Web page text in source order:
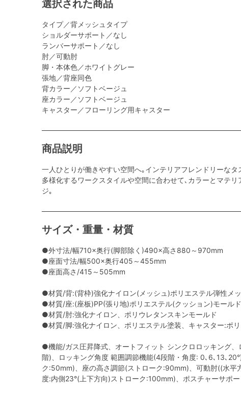
選択された商品
タイプ／背メッシュタイプ
ショルダーサポート／なし
ランバーサポート／なし
肘／可動肘
脚・本体色／ホワイトグレー
張地／背座同色
背カラー／ソフトベージュ
座カラー／ソフトベージュ
キャスター／フローリング用キャスター
商品説明
一人ひとりが働きやすい空間へ｡インテリアフレンドリーなタ
多様化するワークスタイルや空間に合わせて､カラーとマテ
ジ｡
サイズ・重量・材質
●外寸法/幅710×奥行(脚部除く)490×高さ880～970mm
●座面寸法/幅500×奥行405～455mm
●座面高さ/415～505mm
●材質/背:(背枠)強化ナイロン(メッシュ)ポリエステル弾性メッ
●材質/座:(座板)PP(張り地)ポリエステル(クッション)モール
●材質/肘:強化ナイロン、ポリウレタンスキンモールド
●材質/脚:強化ナイロン、ポリエステル塗装、キャスター:ポ
●機能/ガス圧昇降式、オートフィット シンクロロッキング
階)、ロッキング角度 範囲調節機能(4段階・角度: 0､6､13､
ク:50mm)、座の高さ調節(ストローク:90mm)、可動肘((水平
度:内側23°(上下方向)ストローク:100mm)、ポスチャーサポー